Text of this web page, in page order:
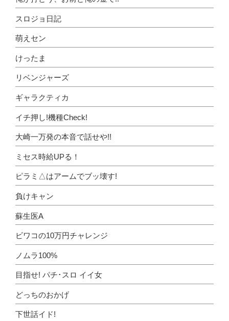
スロジョ日記
萌えセン
けったま
リベンジャーズ
ギャラクティカ
イチ押し!機種Check!
大崎一万発の本音で話せや!!
ミセス時給UPる！
ピラミ△はアームでブッ壊す!
負けキャン
蘇生医A
ビワコの10万円チャレンジ
ノムラ100%
目指せ! パチ･スロ イイ女
どっちのおかげ
下世話イド!